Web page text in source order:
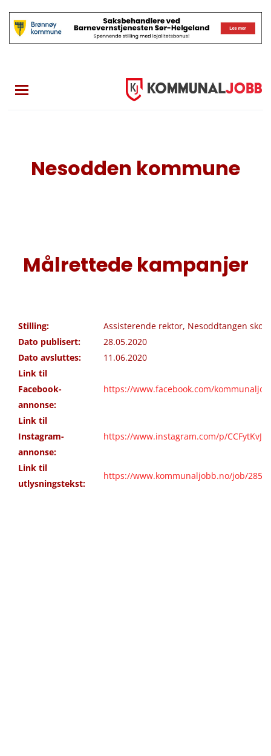
Skip
main
Nesodden kommune
Målrettede kampanjer
Stilling:
Assisterende rektor, Nesoddtangen skole
Dato publisert:
28.05.2020
Dato avsluttes:
11.06.2020
Link til
Facebook-
annonse:
https://www.facebook.com/
Link til
Instagram-
annonse:
https://www.instagram.com/p/
Link til
utlysningstekst:
https://www.kommunaljobb.no/job/